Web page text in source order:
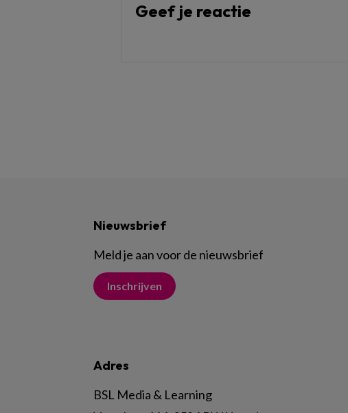
Geef je reactie
Nieuwsbrief
Meld je aan voor de nieuwsbrief
Inschrijven
Adres
BSL Media & Learning